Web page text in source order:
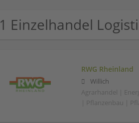
1 Einzelhandel
RWG Rheinland
Willich
Agrarhandel |
| Pflanzenbau |